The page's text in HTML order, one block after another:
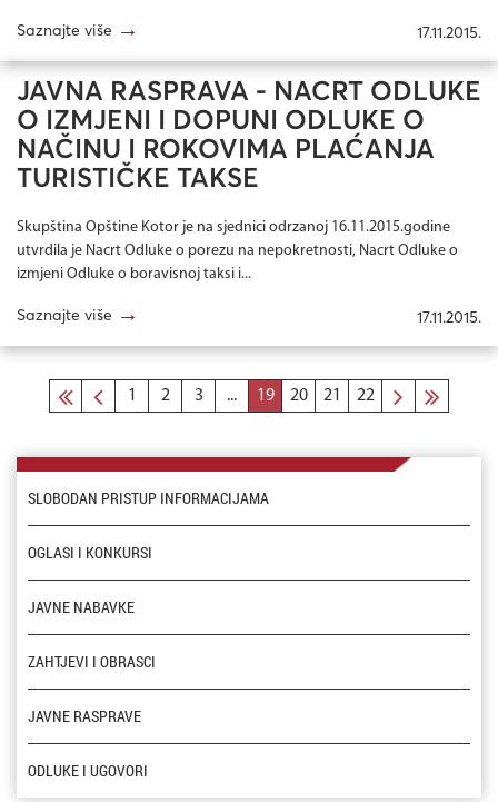
Saznajte više → 17.11.2015.
JAVNA RASPRAVA - NACRT ODLUKE
O IZMJENI I DOPUNI ODLUKE O
NAČINU I ROKOVIMA PLAĆANJA
TURISTIČKE TAKSE
Skupština Opštine Kotor je na sjednici odrzanoj 16.11.2015.godine
utvrdila je Nacrt Odluke o porezu na nepokretnosti, Nacrt Odluke o
izmjeni Odluke o boravisnoj taksi i...
Saznajte više → 17.11.2015.
1 2 3 ... 19 20 21 22
SLOBODAN PRISTUP INFORMACIJAMA
OGLASI I KONKURSI
JAVNE NABAVKE
ZAHTJEVI I OBRASCI
JAVNE RASPRAVE
ODLUKE I UGOVORI